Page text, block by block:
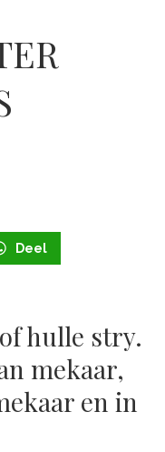
Deel
hulle stry.
mekaar,
en in